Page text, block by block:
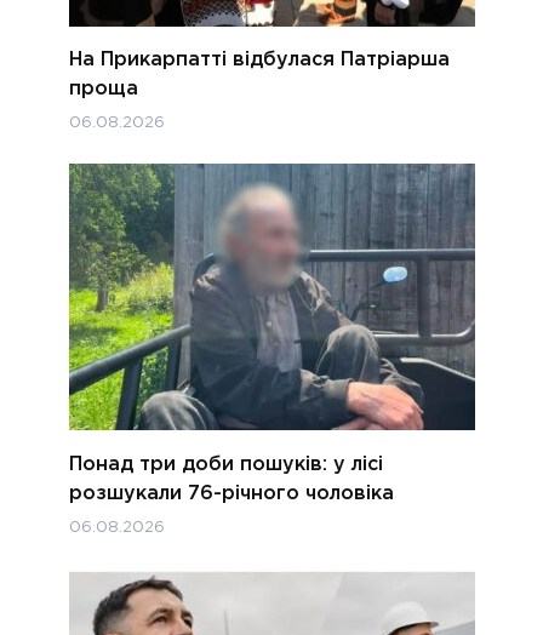
На Прикарпатті відбулася Патріарша
проща
06.08.2026
Понад три доби пошуків: у лісі
розшукали 76-річного чоловіка
06.08.2026